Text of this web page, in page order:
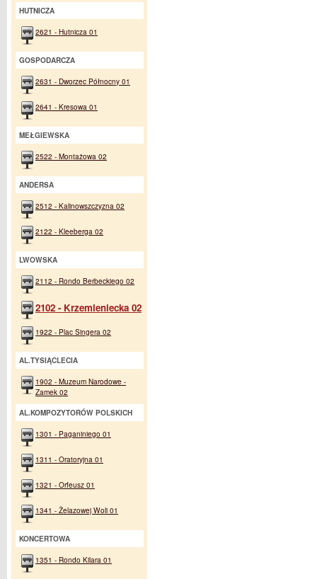
HUTNICZA
2621 - Hutnicza 01
GOSPODARCZA
2631 - Dworzec Północny 01
2641 - Kresowa 01
MEŁGIEWSKA
2522 - Montażowa 02
ANDERSA
2512 - Kalinowszczyzna 02
2122 - Kleeberga 02
LWOWSKA
2112 - Rondo Berbeckiego 02
2102 - Krzemieniecka 02
1922 - Plac Singera 02
AL.TYSIĄCLECIA
1902 - Muzeum Narodowe -
Zamek 02
AL.KOMPOZYTORÓW POLSKICH
1301 - Paganiniego 01
1311 - Oratoryjna 01
1321 - Orfeusz 01
1341 - Żelazowej Woli 01
KONCERTOWA
1351 - Rondo Kilara 01